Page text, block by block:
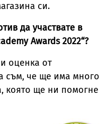
си.
да участвате в
Awards 2022“?
оценка от
съм, че ще има много
която ще ни помогне